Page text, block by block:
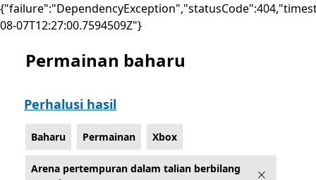
08-07T12:27:00.7594509Z"}
Senaraikan Microsoft.com
Permainan baharu
Perhalusi hasil
Baharu Permainan Xbox
Arena pertempuran dalam talian berbilang